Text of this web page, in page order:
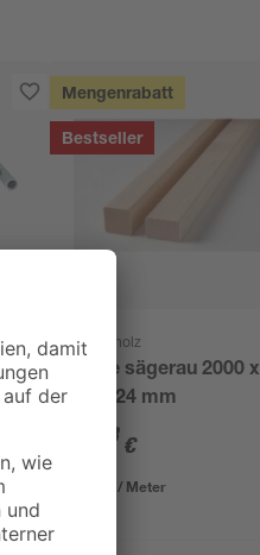
Mengenrabatt
Bestseller
binderholz
Latte sägerau 2000 x
48 x 24 mm
78 €
0,89 € / Meter